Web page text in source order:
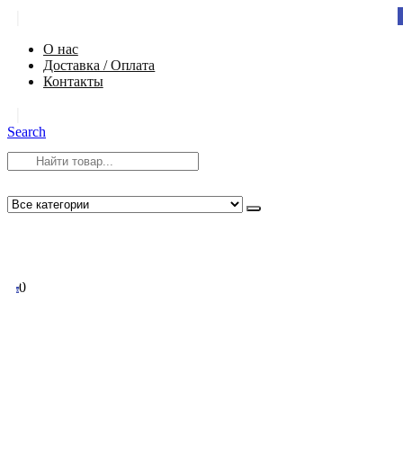
О нас
Доставка / Оплата
Контакты
Search
00